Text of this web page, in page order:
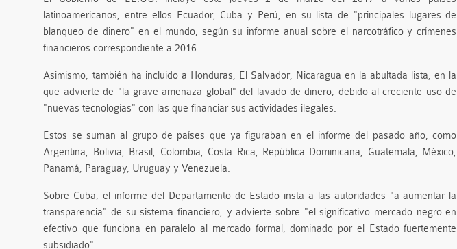
latinoamericanos, entre ellos Ecuador, Cuba y Perú, en su lista de "principales lugares de
blanqueo de dinero" en el mundo, según su informe anual sobre el narcotráfico y crímenes
financieros correspondiente a 2016.
Asimismo, también ha incluido a Honduras, El Salvador, Nicaragua en la abultada lista, en la
que advierte de "la grave amenaza global" del lavado de dinero, debido al creciente uso de
"nuevas tecnologías" con las que financiar sus actividades ilegales.
Estos se suman al grupo de países que ya figuraban en el informe del pasado año, como
Argentina, Bolivia, Brasil, Colombia, Costa Rica, República Dominicana, Guatemala, México,
Panamá, Paraguay, Uruguay y Venezuela.
Sobre Cuba, el informe del Departamento de Estado insta a las autoridades "a aumentar la
transparencia" de su sistema financiero, y advierte sobre "el significativo mercado negro en
efectivo que funciona en paralelo al mercado formal, dominado por el Estado fuertemente
subsidiado".